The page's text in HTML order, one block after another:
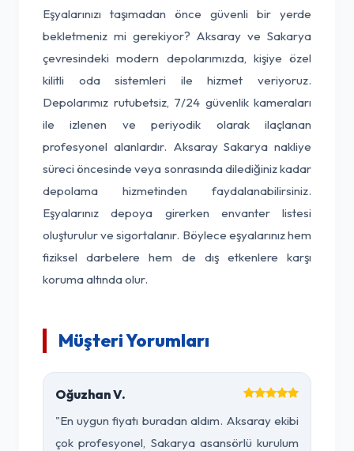
Eşyalarınızı taşımadan önce güvenli bir yerde
bekletmeniz mi gerekiyor? Aksaray ve Sakarya
çevresindeki modern depolarımızda, kişiye özel
kilitli oda sistemleri ile hizmet veriyoruz.
Depolarımız rutubetsiz, 7/24 güvenlik kameraları
ile izlenen ve periyodik olarak ilaçlanan
profesyonel alanlardır. Aksaray Sakarya nakliye
süreci öncesinde veya sonrasında dilediğiniz kadar
depolama hizmetinden faydalanabilirsiniz.
Eşyalarınız depoya girerken envanter listesi
oluşturulur ve sigortalanır. Böylece eşyalarınız hem
fiziksel darbelere hem de dış etkenlere karşı
koruma altında olur.
Müşteri Yorumları
Oğuzhan V.
"En uygun fiyatı buradan aldım. Aksaray ekibi
çok profesyonel, Sakarya asansörlü kurulum